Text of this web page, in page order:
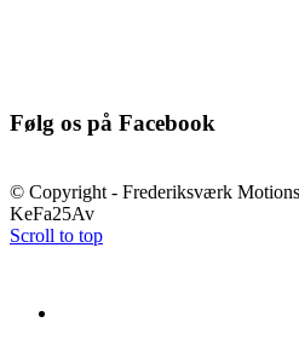
Følg os på Facebook
© Copyright - Frederiksværk
KeFa25Av
Scroll to top